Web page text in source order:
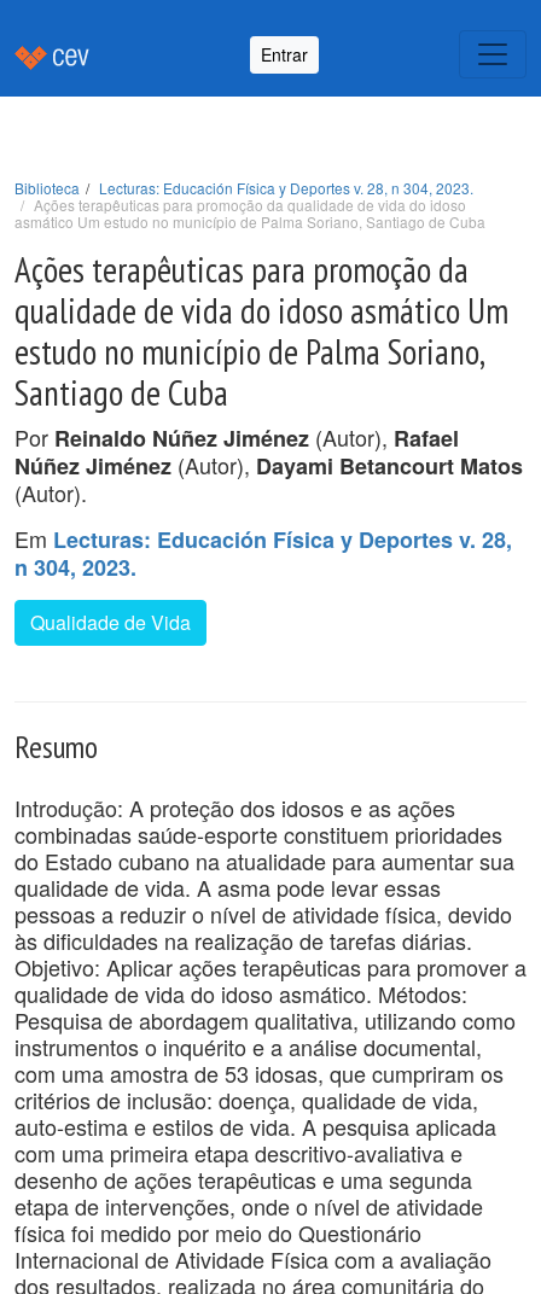
Entrar
Biblioteca
Lecturas: Educación Física y Deportes v. 28, n 304, 2023.
Ações terapêuticas para promoção da qualidade de vida do idoso
asmático Um estudo no município de Palma Soriano, Santiago de Cuba
Ações terapêuticas para promoção da
qualidade de vida do idoso asmático Um
estudo no município de Palma Soriano,
Santiago de Cuba
Por Reinaldo Núñez Jiménez (Autor), Rafael
Núñez Jiménez (Autor), Dayami Betancourt Matos
(Autor).
Em Lecturas: Educación Física y Deportes v. 28,
n 304, 2023.
Qualidade de Vida
Resumo
Introdução: A proteção dos idosos e as ações
combinadas saúde-esporte constituem prioridades
do Estado cubano na atualidade para aumentar sua
qualidade de vida. A asma pode levar essas
pessoas a reduzir o nível de atividade física, devido
às dificuldades na realização de tarefas diárias.
Objetivo: Aplicar ações terapêuticas para promover a
qualidade de vida do idoso asmático. Métodos:
Pesquisa de abordagem qualitativa, utilizando como
instrumentos o inquérito e a análise documental,
com uma amostra de 53 idosas, que cumpriram os
critérios de inclusão: doença, qualidade de vida,
auto-estima e estilos de vida. A pesquisa aplicada
com uma primeira etapa descritivo-avaliativa e
desenho de ações terapêuticas e uma segunda
etapa de intervenções, onde o nível de atividade
física foi medido por meio do Questionário
Internacional de Atividade Física com a avaliação
dos resultados, realizada no área comunitária do